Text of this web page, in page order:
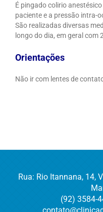
É pingado colirio
paciente e a pressão intra-
São realizadas diversas
longo do dia, em geral com
Orientações
Não ir com lentes de
Rua: Rio Itannana, 14,
(92) 3584-